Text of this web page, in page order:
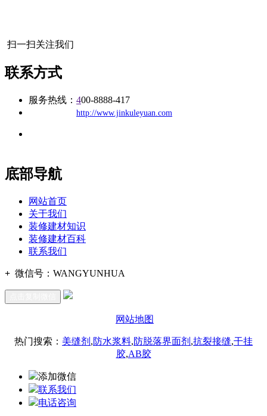
扫一扫关注我们
联系方式
服务热线： 400-8888-417
http://www.jinkuleyuan.com
底部导航
网站首页
关于我们
装修建材知识
装修建材百科
联系我们
+ 微信号： WANGYUNHUA
网站地图
热门搜索： 美缝剂 ,防水浆料,防脱落界面剂 ,抗裂接缝,干挂
胶,AB胶
添加微信
联系我们
电话咨询